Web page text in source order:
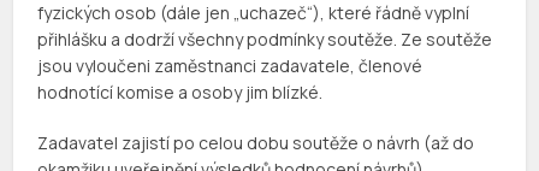
fyzických osob (dále jen „uchazeč“), které řádně vyplní
přihlášku a dodrží všechny podmínky soutěže. Ze soutěže
jsou vyloučeni zaměstnanci zadavatele, členové
hodnotící komise a osoby jim blízké.
Zadavatel zajistí po celou dobu soutěže o návrh (až do